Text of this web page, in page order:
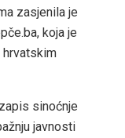
zasjenila je
koja je
hrvatskim
sinoćnje
javnosti